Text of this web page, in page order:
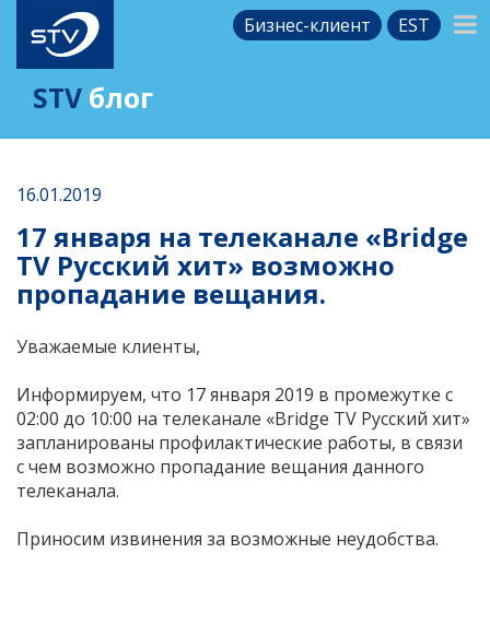
Бизнес-клиент EST
STV блог
16.01.2019
17 января на телеканале «Bridge
TV Русский хит» возможно
пропадание вещания.
Уважаемые клиенты,
Информируем, что 17 января 2019 в промежутке с
02:00 до 10:00 на телеканале «Bridge TV Русский хит»
запланированы профилактические работы, в связи
с чем возможно пропадание вещания данного
телеканала.
Приносим извинения за возможные неудобства.